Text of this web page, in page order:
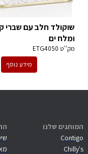
שוקולד חלב עם שברי
ומלח ים
מק''ט ETG4050
מידע נוסף
המותגים שלנו
Contigo
Chilly's